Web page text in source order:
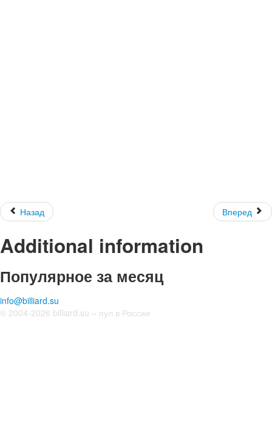
Назад Вперед
Additional information
Популярное за месяц
info@billiard.su
© 2004-2026 billiard.su – пул в России